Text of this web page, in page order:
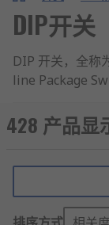
DIP开关
DIP 开关，全称
line Package
功能模式。
双掷（SPDT）
列直插形式排列
有插件式、贴
428 产品显